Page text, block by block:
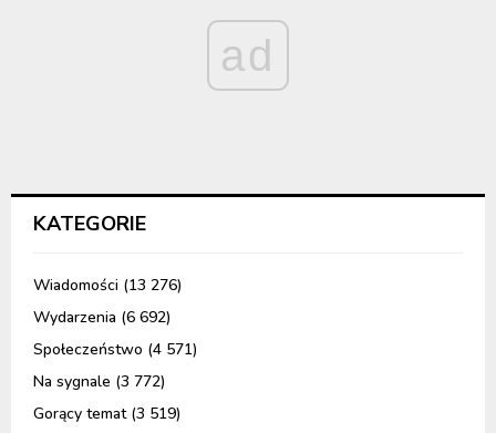
ad
KATEGORIE
Wiadomości (13 276)
Wydarzenia (6 692)
Społeczeństwo (4 571)
Na sygnale (3 772)
Gorący temat(3 519)